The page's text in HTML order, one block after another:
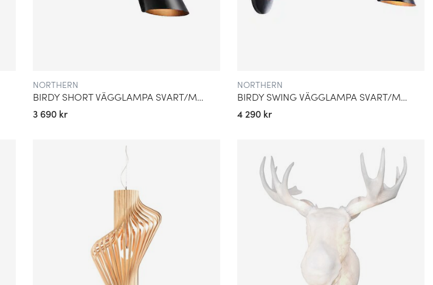
NORTHERN
BIRDY SHORT VÄGGLAMPA SVART/MÄSSING
3 690 kr
NORTHERN
BIRDY SWING VÄGGLAMPA SVART/MÄSSING
4 290 kr